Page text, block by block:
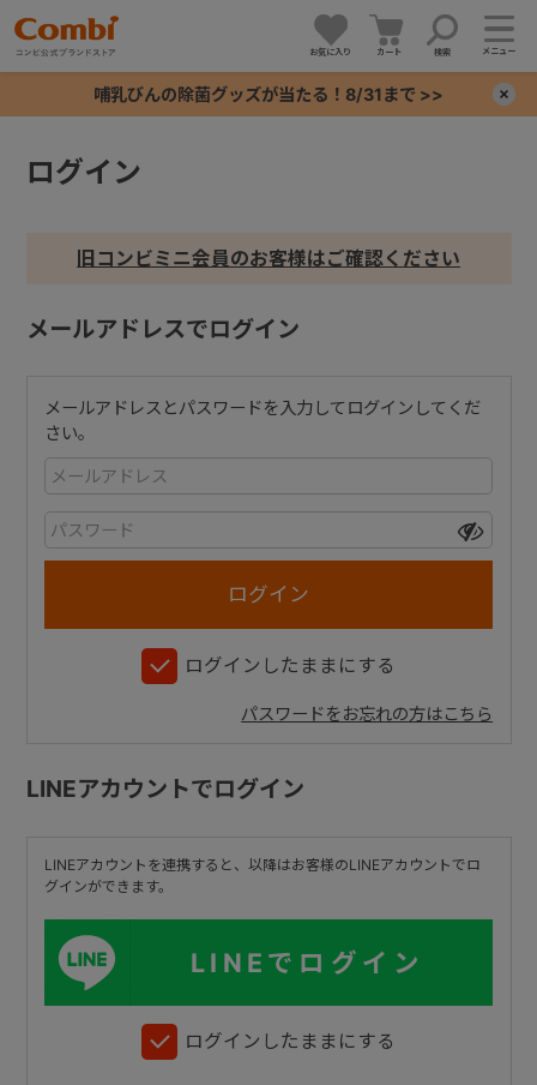
お気に入り カート 検索 メニュー
哺乳びんの除菌グッズが当たる！8/31まで >>
ログイン
旧コンビミニ会員のお客様はご確認ください
メールアドレスでログイン
メールアドレスとパスワードを入力してログインしてくだ
さい。
ログインしたままにする
パスワードをお忘れの方はこちら
LINEアカウントでログイン
LINEアカウントを連携すると、以降はお客様のLINEアカウントでロ
グインができます。
LINEでログイン
ログインしたままにする